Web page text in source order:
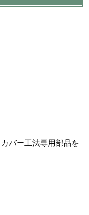
バー工法専用部品を